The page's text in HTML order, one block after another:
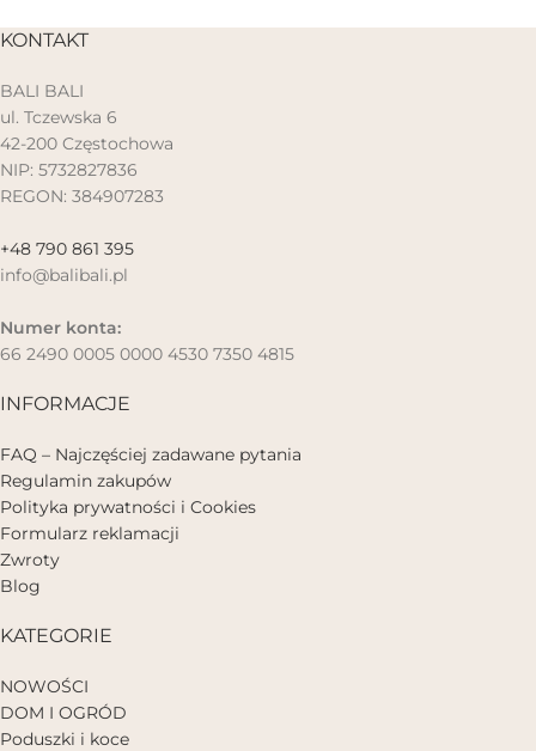
KONTAKT
BALI BALI
ul. Tczewska 6
42-200 Częstochowa
NIP: 5732827836
REGON: 384907283
+48 790 861 395
info@balibali.pl
Numer konta:
66 2490 0005 0000 4530 7350 4815
INFORMACJE
FAQ – Najczęściej zadawane pytania
Regulamin zakupów
Polityka prywatności i Cookies
Formularz reklamacji
Zwroty
Blog
KATEGORIE
NOWOŚCI
DOM I OGRÓD
Poduszki i koce